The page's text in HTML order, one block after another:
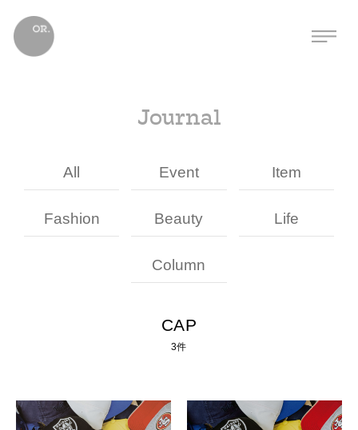
Journal
All Event Item
Fashion Beauty Life
Column
CAP
3件